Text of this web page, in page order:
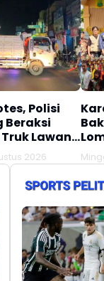
Polisi
Beraksi
Lawan
2026